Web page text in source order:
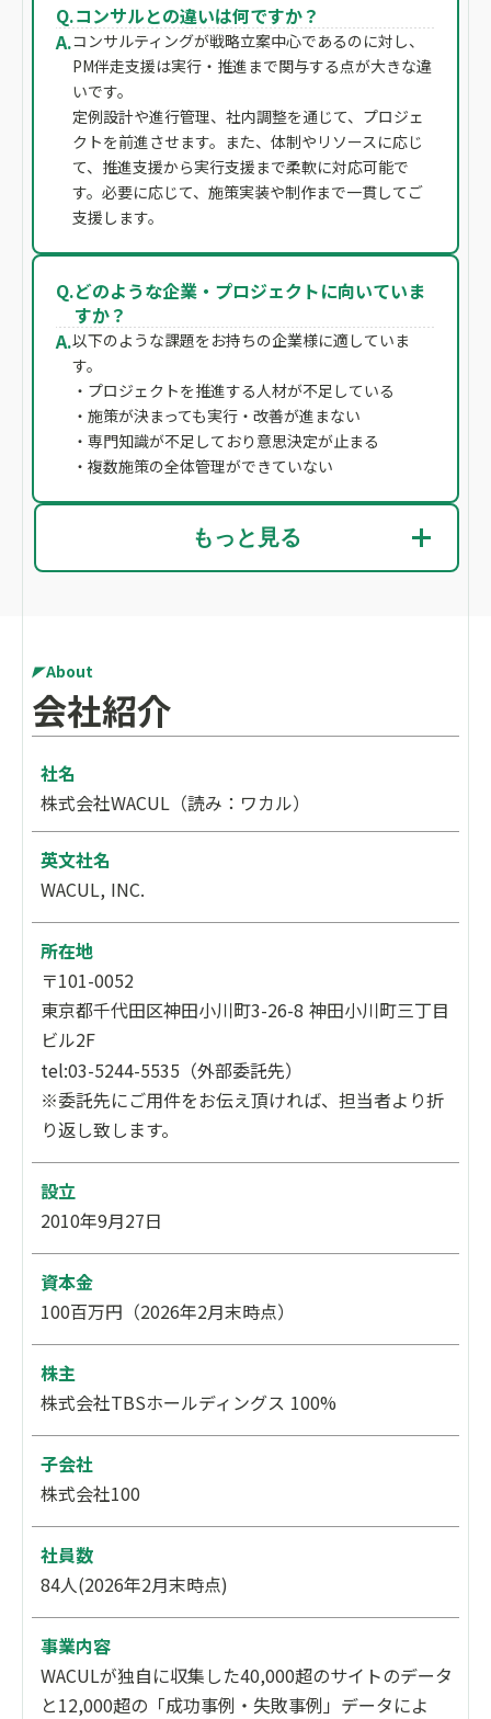
Q.コンサルとの違いは何ですか？
A.コンサルティングが戦略立案中心であるのに対し、
PM伴走支援は実行・推進まで関与する点が大きな違
いです。
定例設計や進行管理、社内調整を通じて、プロジェ
クトを前進させます。また、体制やリソースに応じ
て、推進支援から実行支援まで柔軟に対応可能で
す。必要に応じて、施策実装や制作まで一貫してご
支援します。
Q.どのような企業・プロジェクトに向いていま
すか？
A.以下のような課題をお持ちの企業様に適していま
す。
・プロジェクトを推進する人材が不足している
・施策が決まっても実行・改善が進まない
・専門知識が不足しており意思決定が止まる
・複数施策の全体管理ができていない
もっと見る
どこまで支援してもらえますか？
・KPI設計・ロードマップ策定
・施策ディレクション・進行管理
・データ分析・レポーティング
また、必要に応じて施策実装や制作領域まで対応可
能です。
社内メンバーとの役割分担はどうなります
か？
A.貴社メンバーと役割を分担しながら進めます。
WACULは主にプロジェクト推進・意思決定支援を担
い、社内リソースと連携しながら最適な体制を構築
します。
Q.費用感を教えてください
A.支援内容や関与範囲に応じて、最適なプランをご提
Q.どのようなPMがアサインされますか？
A.プロジェクト内容や課題に応じて、適切な経験・ス
キルを持つPMをアサインします。
マーケティングやデータ活用などの専門知識を持つ
Q.どのようなタイミングで相談すれば良いです
か？
既存の依頼先がある場合でも相談可能です
か？
A.プロジェクトの立ち上げ前はもちろん、すでに進行
中のプロジェクトや、既存のご依頼先がある場合で
もご相談可能です。
「施策が思うように進まない」「体制を見直した
ります。
現状の体制や課題を踏まえ、最適な進め方を一緒に
整理いたします。
About
会社紹介
社名
株式会社WACUL（読み：ワカル）
英文社名
WACUL, INC.
所在地
〒101-0052
東京都千代田区神田小川町3-26-8 神田小川町三丁目
ビル2F
tel:03-5244-5535 （外部委託先）
※委託先にご用件をお伝え頂ければ、担当者より折
り返し致します。
設立
2010年9月27日
資本金
100百万円（2026年2月末時点）
株主
株式会社TBSホールディングス 100%
子会社
株式会社100
社員数
84人(2026年2月末時点)
事業内容
WACULが独自に収集した40,000超のサイトのデータ
と12,000超の「成功事例・失敗事例」データによ